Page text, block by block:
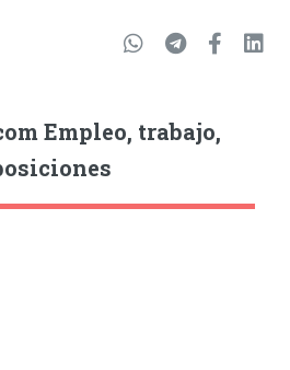
Empleo, trabajo,